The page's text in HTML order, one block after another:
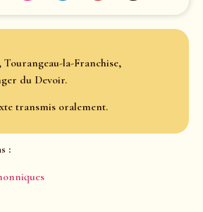
la-Franchise,
du Devoir.
transmis oralement.
: